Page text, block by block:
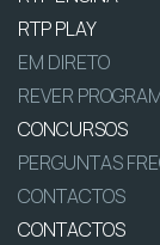
RTP PLAY
EM DIRETO
REVER
CONCURSOS
PERGUNTAS
CONTACTOS
CONTACTOS